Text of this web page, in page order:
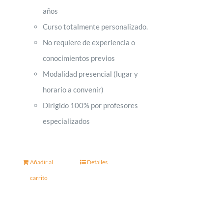
años
Curso totalmente personalizado.
No requiere de experiencia o
conocimientos previos
Modalidad presencial (lugar y
horario a convenir)
Dirigido 100% por profesores
especializados
Añadir al
carrito
Detalles